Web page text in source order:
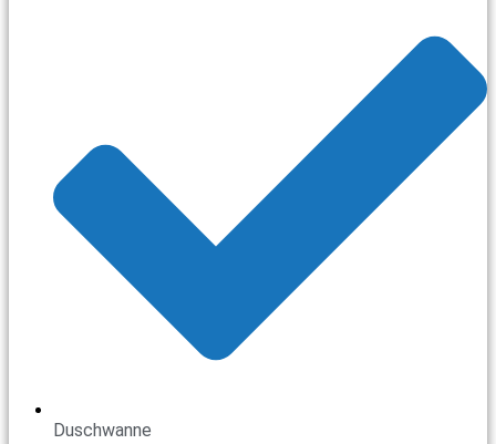
Duschwanne